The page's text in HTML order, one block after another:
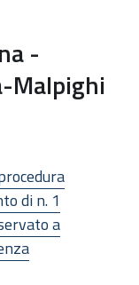
-
Malpighi
di n. 1
a